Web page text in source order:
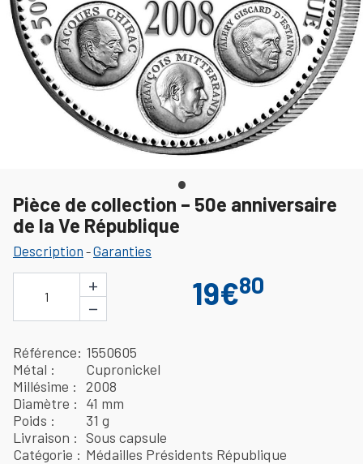
Pièce de collection – 50e anniversaire
de la Ve République
Description -Garanties
1
+
−
19€80
Référence 1550605
Métal
Cupronickel
Millésime
2008
Diamètre
41 mm
Poids
31 g
Livraison
Sous capsule
Catégorie
Médailles Présidents République